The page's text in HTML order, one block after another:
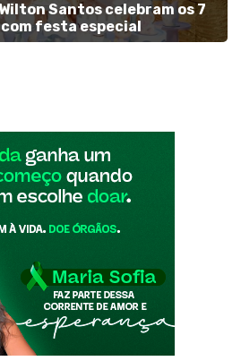
Santos celebram os 7
festa especial